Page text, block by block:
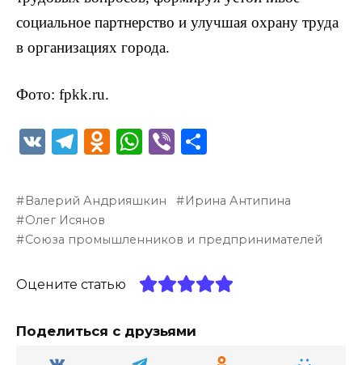
социальное партнерство и улучшая охрану труда
в организациях города.
Фото: fpkk.ru.
V
T
e
g
ra
O
n
kl
ss
ni
ki
W
a
A
p
p
Vi
er п
а
в
и
ь
Валерий Андрияшкин
Ирина Антипина
Олег Исянов
Союза промышленников и предпринимателей
Оцените статью
Поделиться с друзьями